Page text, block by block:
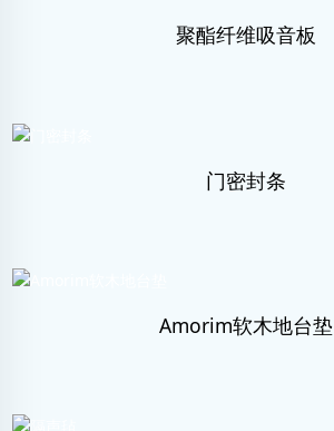
聚酯纤维吸音板
门密封条
Amorim软木地台垫